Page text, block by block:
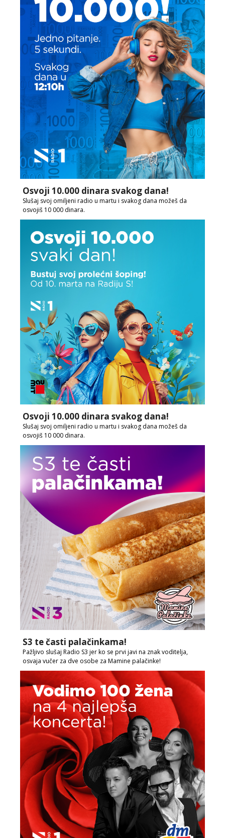
Osvoji 10.000 dinara svakog dana!
Slušaj svoj omiljeni radio u martu i svakog dana možeš da
osvojiš 10 000 dinara.
Osvoji 10.000 dinara svakog dana!
Slušaj svoj omiljeni radio u martu i svakog dana možeš da
osvojiš 10 000 dinara.
S3 te časti palačinkama!
Pažljivo slušaj Radio S3 jer ko se prvi javi na znak voditelja,
osvaja vučer za dve osobe za Mamine palačinke!